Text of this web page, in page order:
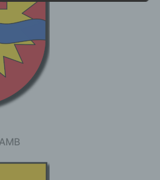
wird eine natürliche
die direkt oder indirekt,
Namen, zu einer
Standortdaten, zu einer
oder zu einem oder
Merkmalen, die
physiologischen,
wirtschaftlichen,
Person